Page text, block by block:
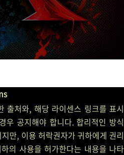
출처와, 해당 라이센스 링크를 표시
우 공지해야 합니다. 합리적인 방식
만, 이용 허락권자가 귀하에게 권리
의 사용을 허가한다는 내용을 나타